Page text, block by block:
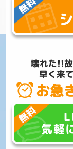
壊れた!!
早く来
お急
気軽